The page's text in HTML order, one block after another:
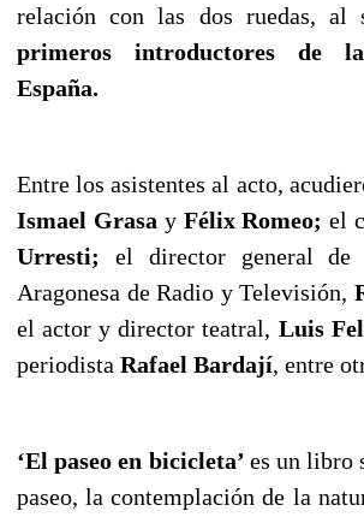
relación con las dos ruedas, al
primeros introductores de
España.
Entre los asistentes al acto,
Ismael Grasa y Félix Romeo; el
Urresti; el director general de
Aragonesa de Radio y Televisión,
el actor y director teatral, Luis
periodista Rafael Bardají, entre
‘El paseo en bicicleta’ es un libro
paseo, la contemplación de la